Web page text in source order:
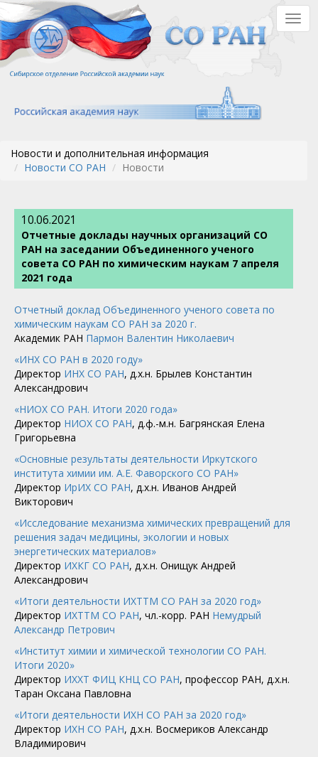
Перейти
к
основному
содержанию
Новости и дополнительная информация
Новости СО РАН
Новости
10.06.2021
Отчетные доклады научных организаций СО
РАН на заседании Объединенного ученого
совета СО РАН по химическим наукам 7 апреля
2021 года
Отчетный доклад Объединенного ученого совета по
химическим наукам СО РАН за 2020 г.
Академик РАН Пармон Валентин Николаевич
«ИНХ СО РАН в 2020 году»
Директор ИНХ СО РАН, д.х.н. Брылев Константин
Александрович
«НИОХ СО РАН. Итоги 2020 года»
Директор НИОХ СО РАН, д.ф.-м.н. Багрянская Елена
Григорьевна
«Основные результаты деятельности Иркутского
института химии им. А.Е. Фаворского СО РАН»
Директор ИрИХ СО РАН, д.х.н. Иванов Андрей
Викторович
«Исследование механизма химических превращений для
решения задач медицины, экологии и новых
энергетических материалов»
Директор ИХКГ СО РАН, д.х.н. Онищук Андрей
Александрович
«Итоги деятельности ИХТТМ СО РАН за 2020 год»
Директор ИХТТМ СО РАН, чл.-корр. РАН Немудрый
Александр Петрович
«Институт химии и химической технологии СО РАН.
Итоги 2020»
Директор ИХХТ ФИЦ КНЦ СО РАН, профессор РАН, д.х.н.
Таран Оксана Павловна
«Итоги деятельности ИХН СО РАН за 2020 год»
Директор ИХН СО РАН, д.х.н. Восмериков Александр
Владимирович